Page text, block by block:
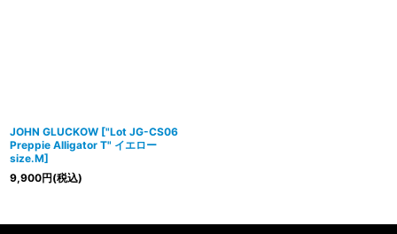
JOHN GLUCKOW ["Lot JG-CS06
Preppie Alligator T" イエロー
size.M]
9,900円(税込)